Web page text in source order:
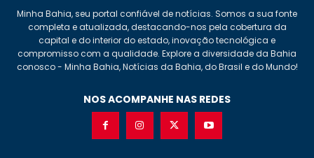
Minha Bahia, seu portal confiável de notícias. Somos a sua fonte
completa e atualizada, destacando-nos pela cobertura da
capital e do interior do estado, inovação tecnológica e
compromisso com a qualidade. Explore a diversidade da Bahia
conosco - Minha Bahia, Notícias da Bahia, do Brasil e do Mundo!
NOS ACOMPANHE NAS REDES